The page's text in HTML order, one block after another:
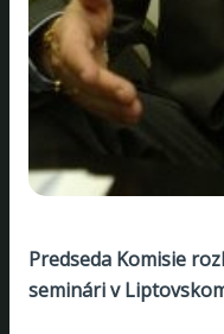
Predseda Komisie
seminári v